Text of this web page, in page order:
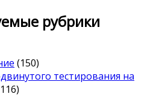
рубрики
(150)
тестирования на